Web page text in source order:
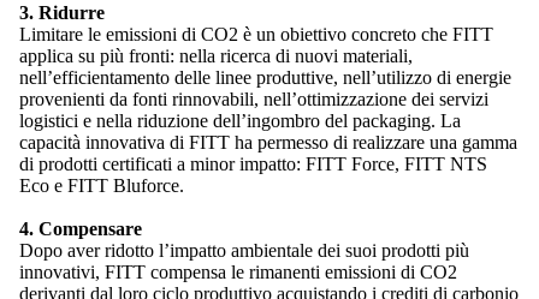
3. Ridurre
Limitare le emissioni di CO2 è un obiettivo concreto che FITT
applica su più fronti: nella ricerca di nuovi materiali,
nell’efficientamento delle linee produttive, nell’utilizzo di energie
provenienti da fonti rinnovabili, nell’ottimizzazione dei servizi
logistici e nella riduzione dell’ingombro del packaging. La
capacità innovativa di FITT ha permesso di realizzare una gamma
di prodotti certificati a minor impatto: FITT Force, FITT NTS
Eco e FITT Bluforce.
4. Compensare
Dopo aver ridotto l’impatto ambientale dei suoi prodotti più
innovativi, FITT compensa le rimanenti emissioni di CO2
derivanti dal loro ciclo produttivo acquistando i crediti di carbonio